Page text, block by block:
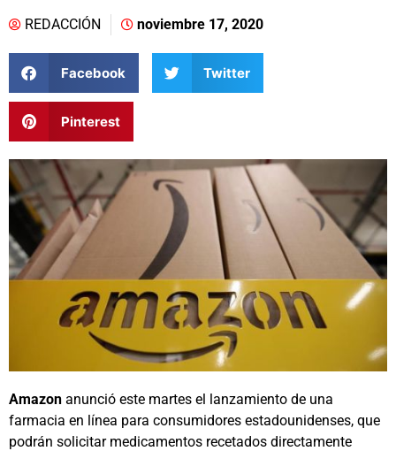
REDACCIÓN noviembre 17, 2020
Facebook Twitter
Pinterest
Amazon anunció este martes el lanzamiento de una
farmacia en línea para consumidores estadounidenses, que
podrán solicitar medicamentos recetados directamente